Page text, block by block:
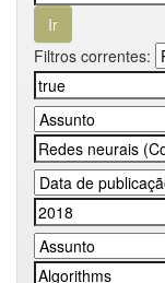
Filtros correntes: